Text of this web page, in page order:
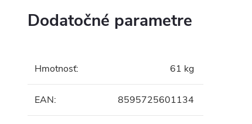
Dodatočné parametre
Hmotnosť: 61 kg
EAN: 8595725601134